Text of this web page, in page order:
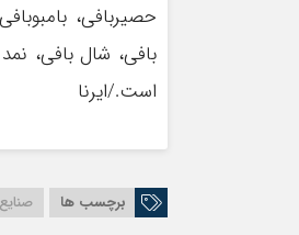
حصیربافی،
بافی، شال بافی،
است./ایرنا
برچسب ها